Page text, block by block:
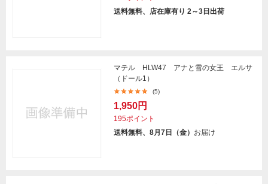
送料無料、店在庫有り 2～3日出荷
マテル HLW47 アナと雪の女王 エルサ
（ドール1）
(5)
1,950円
195ポイント
送料無料、8月7日（金） お届け